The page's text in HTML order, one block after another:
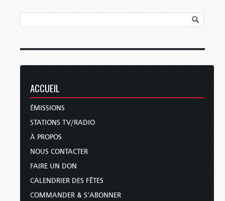
ACCUEIL
ÉMISSIONS
STATIONS TV/RADIO
À PROPOS
NOUS CONTACTER
FAIRE UN DON
CALENDRIER DES FÊTES
COMMANDER & S’ABONNER